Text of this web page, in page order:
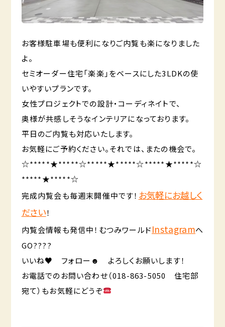
お客様駐車場も便利になりご内覧も楽になりました
よ。
セミオーダー住宅「楽楽」をベースにした3LDKの使
いやすいプランです。
女性プロジェクトでの設計・コーディネイトで、
奥様が共感しそうなインテリアになっております。
平日のご内覧も対応いたします。
お気軽にご予約ください。それでは、またの機会で。
☆*****★*****☆*****★*****☆*****★*****☆
*****★*****☆
完成内覧会も毎週末開催中です！ お気軽にお越しく
ださい！
内覧会情報も発信中！むつみワールドInstagramへ
GO????
いいね♥ フォロー☻ よろしくお願いします！
お電話でのお問い合わせ（018-863-5050 住宅部
宛て）もお気軽にどうぞ